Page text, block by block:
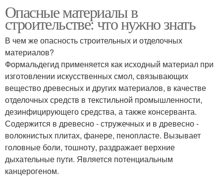
Опасные материалы в
строительстве: что нужно знать
В чем же опасность строительных и отделочных
материалов?
Формальдегид применяется как исходный материал при
изготовлении искусственных смол, связывающих
вещество древесных и других материалов, в качестве
отделочных средств в текстильной промышленности,
дезинфицирующего средства, а также консерванта.
Содержится в древесно - стружечных и в древесно -
волокнистых плитах, фанере, пенопласте. Вызывает
головные боли, тошноту, раздражает верхние
дыхательные пути. Является потенциальным
канцерогеном.